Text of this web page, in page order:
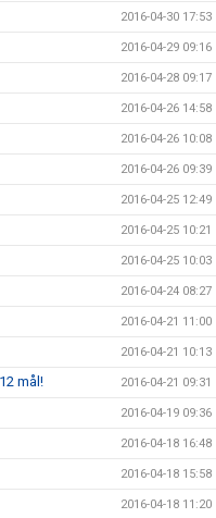
2016-04-30 17:53
2016-04-29 09:16
2016-04-28 09:17
2016-04-26 14:58
2016-04-26 10:08
2016-04-26 09:39
2016-04-25 12:49
2016-04-25 10:21
2016-04-25 10:03
2016-04-24 08:27
2016-04-21 11:00
2016-04-21 10:13
mål! 2016-04-21 09:31
2016-04-19 09:36
2016-04-18 16:48
2016-04-18 15:58
2016-04-18 11:20